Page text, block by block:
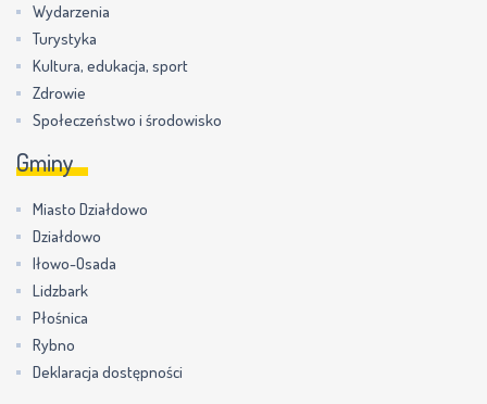
Wydarzenia
Turystyka
Kultura, edukacja, sport
Zdrowie
Społeczeństwo i środowisko
Gminy
Miasto Działdowo
Działdowo
Iłowo-Osada
Lidzbark
Płośnica
Rybno
Deklaracja dostępności